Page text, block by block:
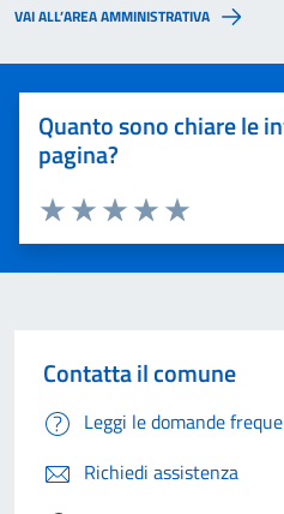
VAI ALL’AREA AMMINISTRATIVA
Quanto sono chiare le
pagina?
Valuta 5 stelle
Valuta 4 stelle su 5
Valuta 3 stelle su 5
Valuta 2 stelle su 5
Valuta 1 stelle su 5
Contatta il comune
Leggi le domande
Richiedi assistenza